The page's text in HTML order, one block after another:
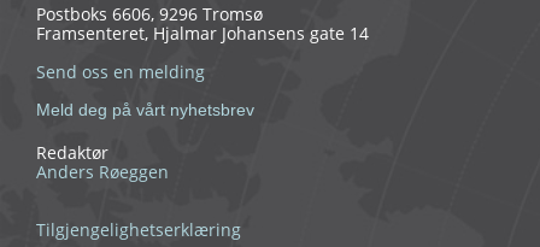
Postboks 6606, 9296 Tromsø
Framsenteret, Hjalmar Johansens gate 14
Send oss en melding
Meld deg på vårt nyhetsbrev
Redaktør
Anders Røeggen
Tilgjengelighetserklæring